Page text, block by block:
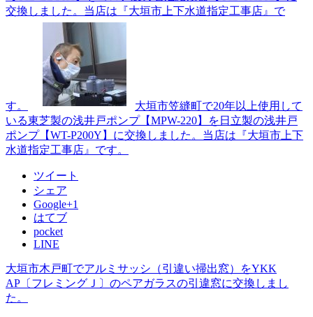
交換しました。当店は『大垣市上下水道指定工事店』で
す。
大垣市笠縫町で20年以上使用して
いる東芝製の浅井戸ポンプ【MPW-220】を日立製の浅井戸
ポンプ【WT-P200Y】に交換しました。当店は『大垣市上下
水道指定工事店』です。
ツイート
シェア
Google+1
はてブ
pocket
LINE
大垣市木戸町でアルミサッシ（引違い掃出窓）をYKK
AP〔フレミングＪ〕のペアガラスの引違窓に交換しまし
た。